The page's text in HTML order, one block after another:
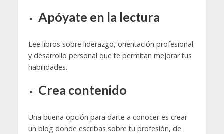
Apóyate en la lectura
Lee libros sobre liderazgo, orientación profesional
y desarrollo personal que te permitan mejorar tus
habilidades.
Crea contenido
Una buena opción para darte a conocer es crear
un blog donde escribas sobre tu profesión, de